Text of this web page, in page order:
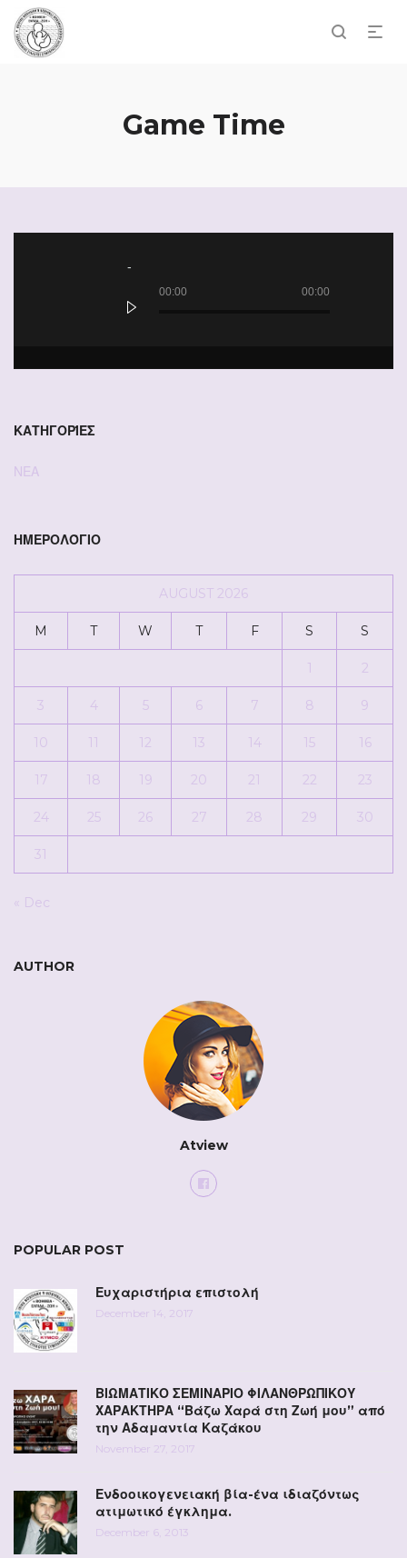
Game Time
00:00 00:00
ΚΑΤΗΓΟΡΊΕΣ
ΝΕΑ
ΗΜΕΡΟΛΌΓΙΟ
AUGUST 2026
M T W T F S S
1 2
3 4 5 6 7 8 9
10 11 12 13 14 15 16
17 18 19 20 21 22 23
24 25 26 27 28 29 30
31
« Dec
AUTHOR
Atview
POPULAR POST
Ευχαριστήρια επιστολή
December 14, 2017
ΒΙΩΜΑΤΙΚΟ ΣΕΜΙΝΑΡΙΟ ΦΙΛΑΝΘΡΩΠΙΚΟΥ
ΧΑΡΑΚΤΗΡΑ “Βάζω Χαρά στη Ζωή μου” από
την Αδαμαντία Καζάκου
November 27, 2017
Ενδοοικογενειακή βία-ένα ιδιαζόντως
ατιμωτικό έγκλημα.
December 6, 2013